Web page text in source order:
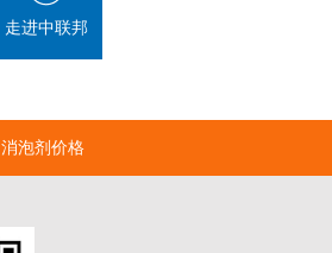
走进中联邦
消泡剂价格